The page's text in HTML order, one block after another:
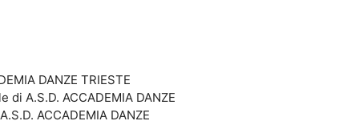
DANZE TRIESTE
A.S.D. ACCADEMIA DANZE
ACCADEMIA DANZE